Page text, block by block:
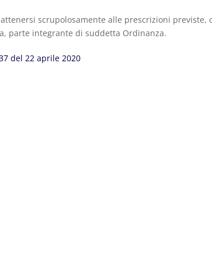
scrupolosamente alle prescrizioni
parte integrante di suddetta Ordinanza.
del 22 aprile 2020